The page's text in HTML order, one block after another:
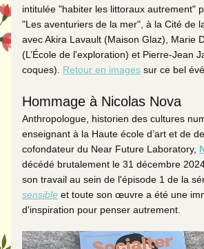
intitulée "habiter les littoraux autrement"
"Les aventuriers de la mer", à la Cité de
avec Akira Lavault (Maison Glaz), Marie
(L’École de l'exploration) et Pierre-Jean
coques). Retour en images sur ce bel
Hommage à Nicolas Nova
Anthropologue, historien des cultures
enseignant à la Haute école d’art et de
cofondateur du Near Future Laboratory,
décédé brutalement le 31 décembre
son travail au sein de l'épisode 1 de la
sensible et toute son œuvre a été une
d'inspiration pour penser autrement.